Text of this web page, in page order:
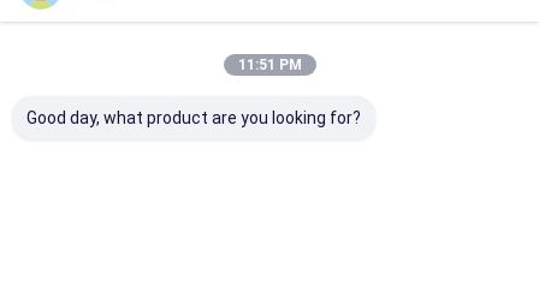
cinese.Copyright © 2026 Jiangsu Jinwang Intelligent Sci-Tech Co.,
Ltd. All Rights Reserved.
11:51 PM
Good day, what product are you looking for?